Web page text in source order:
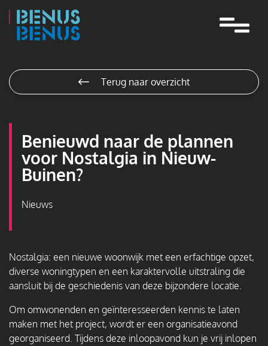
overslaan
Terug naar overzicht
Benieuwd naar de plannen
voor Nostalgia in Nieuw-
Buinen?
Nieuws
Nostalgia: een nieuwe woonwijk met een erfachtige opzet,
diverse woningtypen en een karaktervolle uitstraling die
aansluit bij de geschiedenis van deze bijzondere locatie.
Om omwonenden en geïnteresseerden kennis te laten
maken met het project, wordt er een organisatieavond
georganiseerd. Tijdens deze inloopavond kun je vrij inlopen